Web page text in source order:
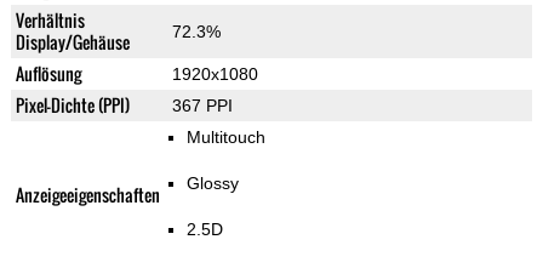
Verhältnis
Display/Gehäuse
72.3%
Auflösung 1920x1080
Pixel-Dichte (PPI) 367 PPI
Anzeigeeigenschaften
Multitouch
Glossy
2.5D